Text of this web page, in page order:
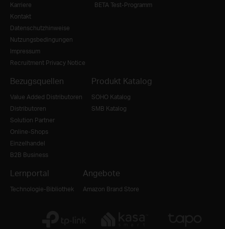
Karriere
Kontakt
Datenschutzhinweise
Nutzungsbedingungen
Impressum
Recruitment Privacy Notice
BETA Test-Programm
Bezugsquellen
Value Added Distributoren
Distributoren
Solution Partner
Online-Shops
Einzelhandel
B2B Business
Produkt Katalog
SOHO Katalog
SMB Katalog
Lernportal
Technologie-Bibliothek
Angebote
Amazon Brand Store